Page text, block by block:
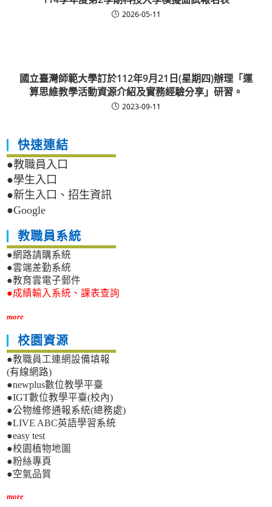
2026-05-11
國立臺灣師範大學訂於112年9月21日(星期四)辦理「運
算思維教學活動資源介紹及實務經驗分享」研習。
2023-09-11
快速連結
●教職員入口
●學生入口
●新生入口、招生資訊
●Google
教職員系統
●網路請購系統
●雲端差勤系統
●教育雲電子郵件
●成績輸入系統、課表查詢
more
校園資源
●教職員工連網設備填報
(有線網路)
●newplus數位教學平臺
●IGT數位教學平臺(校內)
●公物維修通報系統(總務處)
●LIVE ABC英語學習系統
●easy test
●校園植物地圖
●粉絲專頁
●空氣品質
more